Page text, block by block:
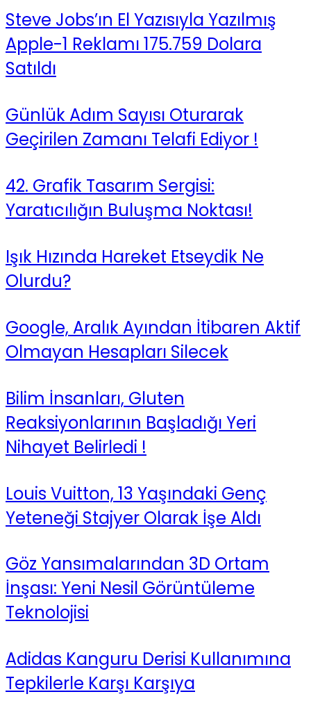
Steve Jobs’ın El Yazısıyla Yazılmış
Apple-1 Reklamı 175.759 Dolara
Satıldı
Günlük Adım Sayısı Oturarak
Geçirilen Zamanı Telafi Ediyor !
42. Grafik Tasarım Sergisi:
Yaratıcılığın Buluşma Noktası!
Işık Hızında Hareket Etseydik Ne
Olurdu?
Google, Aralık Ayından İtibaren Aktif
Olmayan Hesapları Silecek
Bilim İnsanları, Gluten
Reaksiyonlarının Başladığı Yeri
Nihayet Belirledi !
Louis Vuitton, 13 Yaşındaki Genç
Yeteneği Stajyer Olarak İşe Aldı
Göz Yansımalarından 3D Ortam
İnşası: Yeni Nesil Görüntüleme
Teknolojisi
Adidas Kanguru Derisi Kullanımına
Tepkilerle Karşı Karşıya